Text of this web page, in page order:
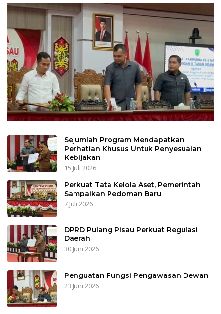
Sejumlah Program Mendapatkan
Perhatian Khusus Untuk Penyesuaian
Kebijakan
15 Juli 2026
Perkuat Tata Kelola Aset, Pemerintah
Sampaikan Pedoman Baru
7 Juli 2026
DPRD Pulang Pisau Perkuat Regulasi
Daerah
30 Juni 2026
Penguatan Fungsi Pengawasan Dewan
23 Juni 2026